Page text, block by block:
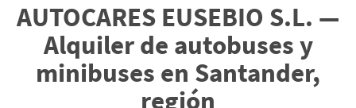
AUTOCARES EUSEBIO S.L. —
Alquiler de autobuses y
minibuses en Santander,
región